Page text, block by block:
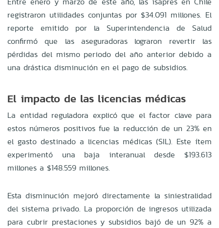
registraron utilidades conjuntas por $34.091 millones. El
reporte emitido por la Superintendencia de Salud
confirmó que las aseguradoras lograron revertir las
pérdidas del mismo periodo del año anterior debido a
una drástica disminución en el pago de subsidios.
El impacto de las licencias médicas
La entidad reguladora explicó que el factor clave para
estos números positivos fue la reducción de un 23% en
el gasto destinado a licencias médicas (SIL). Este ítem
experimentó una baja interanual desde $193.613
millones a $148.559 millones.
Esta disminución mejoró directamente la siniestralidad
del sistema privado. La proporción de ingresos utilizada
para cubrir prestaciones y subsidios bajó de un 92% a